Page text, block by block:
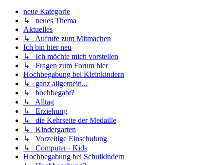
neue Kategorie
↳ neues Thema
Aktuelles
↳ Aufrufe zum Mitmachen
Ich bin hier neu
↳ Ich möchte mich vorstellen
↳ Fragen zum Forum hier
Hochbegabung bei Kleinkindern
↳ ganz allgemein...
↳ hochbegabt?
↳ Alltag
↳ Erziehung
↳ die Kehrseite der Medaille
↳ Kindergarten
↳ Vorzeitige Einschulung
↳ Computer - Kids
Hochbegabung bei Schulkindern